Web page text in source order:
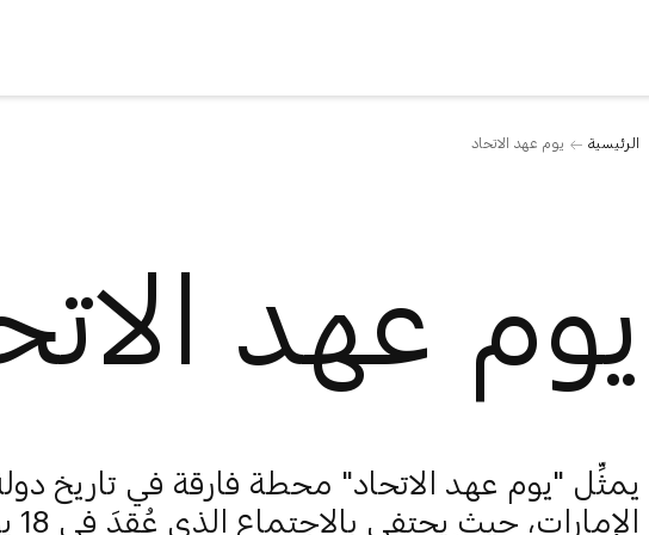
الرئيسية يوم عهد الاتحاد
يوم عهد
يمثِّل "يوم عهد الاتحاد" محطة فارقة في تاريخ